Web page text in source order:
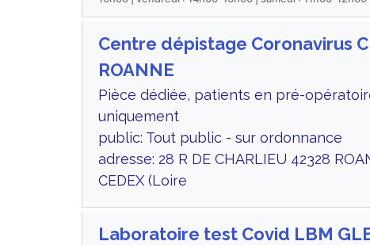
Centre dépistage Coronavirus
ROANNE
Pièce dédiée, patients en pré-
uniquement
public: Tout public - sur ordonnance
adresse: 28 R DE CHARLIEU 42328
CEDEX (Loire
Laboratoire test Covid LBM